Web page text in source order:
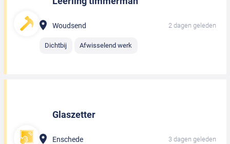
Woudsend 2 dagen geleden
Dichtbij Afwisselend werk
Glaszetter
Enschede 3 dagen geleden